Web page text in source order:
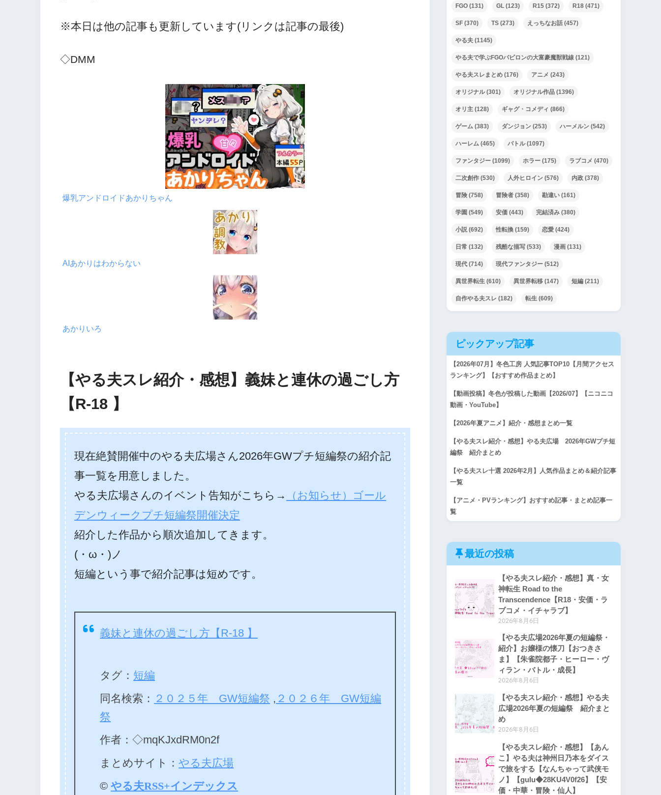
※本日は他の記事も更新しています(リンクは記事の最後)
◇DMM
爆乳アンドロイドあかりちゃん
AIあかりはわからない
あかりいろ
【やる夫スレ紹介・感想】義妹と連休の過ごし方
【R-18 】
現在絶賛開催中のやる夫広場さん2026年GWプチ短編祭の紹介記
事一覧を用意しました。
やる夫広場さんのイベント告知がこちら→
（お知らせ）ゴール
デンウィークプチ短編祭開催決定
紹介した作品から順次追加してきます。
(・ω・)ノ
短編という事で紹介記事は短めです。
義妹と連休の過ごし方【R-18 】
タグ： 短編
同名検索： ２０２５年 GW短編祭 , ２０２６年 GW短編
祭
作者：◇mqKJxdRM0n2f
まとめサイト：やる夫広場
©やる夫RSS+インデックス
FGO (131) GL (123) R15 (372) R18 (471)
SF (370) TS (273) えっちなお話 (457)
やる夫 (1145)
やる夫で学ぶFGOバビロンの大富豪魔獣戦線 (121)
やる夫スレまとめ (176) アニメ (243)
オリジナル(301) オリジナル作品 (1396)
オリ主 (128) ギャグ・コメディ (866)
ゲーム (383) ダンジョン (253) ハーメルン (542)
ハーレム (465) バトル(1097)
ファンタジー (1099) ホラー (175) ラブコメ (470)
二次創作 (530) 人外ヒロイン (576) 内政 (378)
冒険 (758) 冒険者 (358) 勘違い (161)
学園 (549) 安価 (443) 完結済み (380)
小説(692) 性転換 (159) 恋愛 (424)
日常 (132) 残酷な描写 (533) 漫画 (131)
現代 (714) 現代ファンタジー (512)
異世界転生 (610) 異世界転移 (147) 短編 (211)
自作やる夫スレ (182) 転生 (609)
ピックアップ記事
【2026年07月】冬色工房 人気記事TOP10【月間アクセス
ランキング】【おすすめ作品まとめ】
【動画投稿】冬色が投稿した動画【2026/07】【ニコニコ
動画・YouTube】
【2026年夏アニメ】紹介・感想まとめ一覧
【やる夫スレ紹介・感想】やる夫広場 2026年GWプチ短
編祭 紹介まとめ
【やる夫スレ十選 2026年2月】人気作品まとめ＆紹介記事
一覧
【アニメ・PVランキング】おすすめ記事・まとめ記事一
覧
最近の投稿
【やる夫スレ紹介・感想】真・女
神転生 Road to the
Transcendence【R18・安価・ラ
ブコメ・イチャラブ】
2026年8月6日
【やる夫広場2026年夏の短編祭・
紹介】お嬢様の懐刀【おつきさ
ま】【朱雀院都子・ヒーロー・ヴ
ィラン・バトル・成長】
2026年8月6日
【やる夫スレ紹介・感想】やる夫
広場2026年夏の短編祭 紹介まと
め
2026年8月6日
【やる夫スレ紹介・感想】【あん
こ】やる夫は神州日乃本をダイス
で旅をする【なんちゃって武侠モ
ノ】【gulu◆28KU4V0f26】【安
価・中華・冒険・仙人】